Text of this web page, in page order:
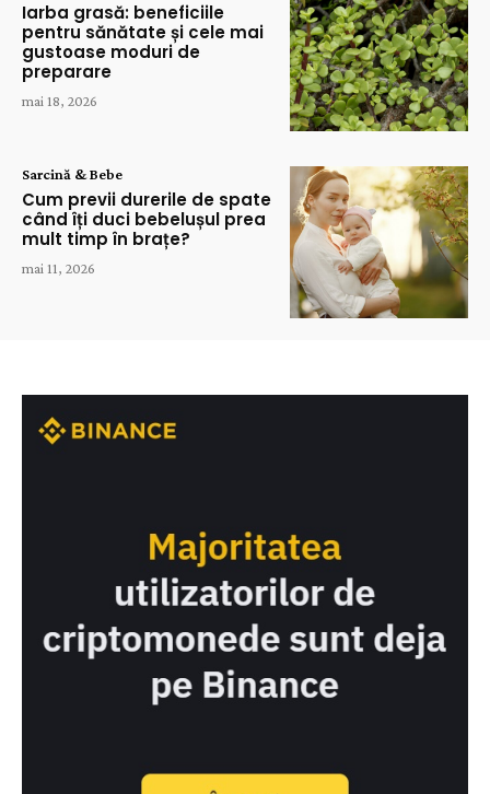
Iarba grasă: beneficiile
pentru sănătate și cele mai
gustoase moduri de
preparare
mai 18, 2026
Sarcină & Bebe
Cum previi durerile de spate
când îți duci bebelușul prea
mult timp în brațe?
mai 11, 2026